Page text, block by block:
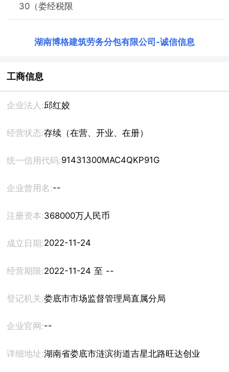
30（娄经税限
湖南博格建筑劳务分包有限公司 -诚信信息
工商信息
企业法人:邱红姣
经营状态:存续（在营、开业、在册）
统一信用代码:91431300MAC4QKP91G
企业曾用名:--
注册资本:368000万人民币
成立日期:2022-11-24
经营期限: 2022-11-24 至 --
登记机关:娄底市市场监督管理局直属分局
企业官网:--
详细地址:湖南省娄底市涟滨街道吉星北路旺达创业园31